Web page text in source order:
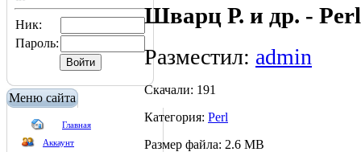
Ник:
Пароль:
Меню сайта
Главная
Аккаунт
Шварц Р. и др. -
Разместил: admin
Скачали: 191
Категория: Perl
Размер файла: 2.6 MB